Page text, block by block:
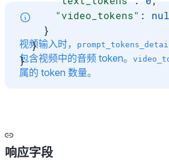
      "video_tokens"
:
    }
  }
}
视频输入时，
包含视频中的音频 token。
属的 token 数量。
响应字段